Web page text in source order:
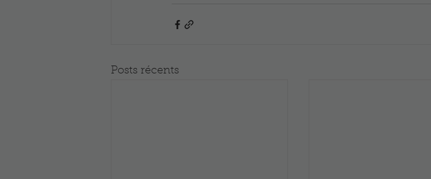
Posts récents